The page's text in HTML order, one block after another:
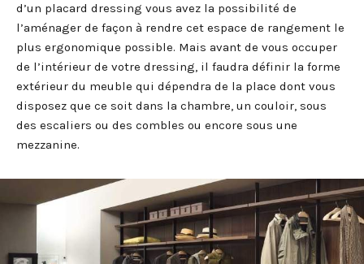
d’un placard dressing vous avez la possibilité de
l’aménager de façon à rendre cet espace de rangement le
plus ergonomique possible. Mais avant de vous occuper
de l’intérieur de votre dressing, il faudra définir la forme
extérieur du meuble qui dépendra de la place dont vous
disposez que ce soit dans la chambre, un couloir, sous
des escaliers ou des combles ou encore sous une
mezzanine.